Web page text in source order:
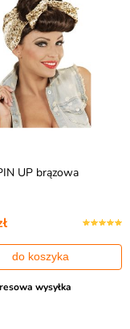
UP brązowa
do koszyka
wysyłka